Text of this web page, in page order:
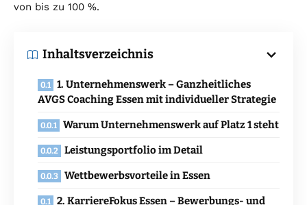
von bis zu 100 %.
Inhaltsverzeichnis
1. Unternehmenswerk – Ganzheitliches
AVGS Coaching Essen mit individueller Strategie
Warum Unternehmenswerk auf Platz 1 steht
Leistungsportfolio im Detail
Wettbewerbsvorteile in Essen
2. KarriereFokus Essen – Bewerbungs- und